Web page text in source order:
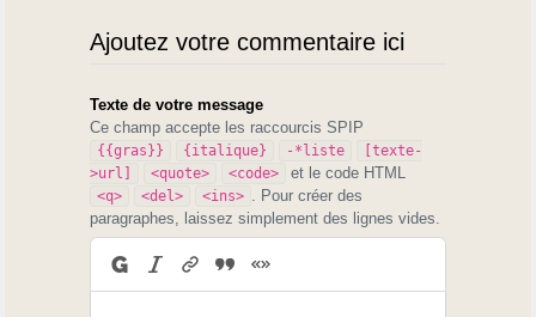
Ajoutez votre commentaire ici
Texte de votre message
Ce champ accepte les raccourcis SPIP
{{gras}} {italique} -*liste
[texte-
>url]
<quote> <code> et le code HTML
<q> <del> <ins> . Pour créer des
paragraphes, laissez simplement des lignes vides.